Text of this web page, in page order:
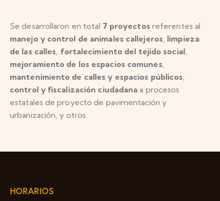
Se desarrollaron en total 7 proyectos referentes al
manejo y control de animales callejeros limpieza
de las calles fortalecimiento del tejido social,
mejoramiento de los espacios comunes
mantenimiento de calles y espacios públicos
control y fiscalización ciudadana a procesos
estatales de proyecto de pavimentación y
urbanización, y otros.
HORARIOS